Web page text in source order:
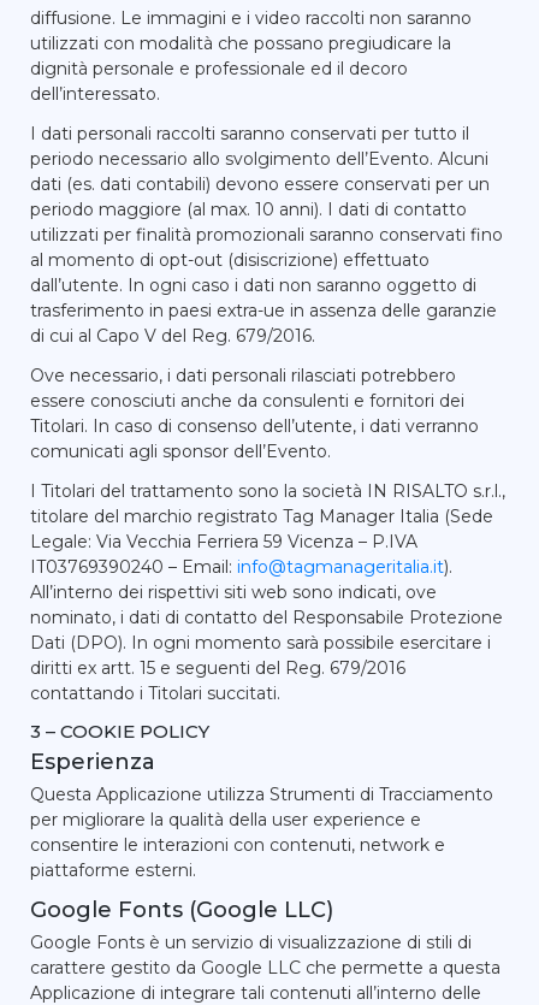
diffusione. Le immagini e i video raccolti non saranno
utilizzati con modalità che possano pregiudicare la
dignità personale e professionale ed il decoro
dell’interessato.
I dati personali raccolti saranno conservati per tutto il
periodo necessario allo svolgimento dell’Evento. Alcuni
dati (es. dati contabili) devono essere conservati per un
periodo maggiore (al max. 10 anni). I dati di contatto
utilizzati per finalità promozionali saranno conservati fino
al momento di opt-out (disiscrizione) effettuato
dall’utente. In ogni caso i dati non saranno oggetto di
trasferimento in paesi extra-ue in assenza delle garanzie
di cui al Capo V del Reg. 679/2016.
Ove necessario, i dati personali rilasciati potrebbero
essere conosciuti anche da consulenti e fornitori dei
Titolari. In caso di consenso dell’utente, i dati verranno
comunicati agli sponsor dell’Evento.
I Titolari del trattamento sono la società IN RISALTO s.r.l.,
titolare del marchio registrato Tag Manager Italia (Sede
Legale: Via Vecchia Ferriera 59 Vicenza – P.IVA
IT03769390240 – Email: info@tagmanageritalia.it).
All’interno dei rispettivi siti web sono indicati, ove
nominato, i dati di contatto del Responsabile Protezione
Dati (DPO). In ogni momento sarà possibile esercitare i
diritti ex artt. 15 e seguenti del Reg. 679/2016
contattando i Titolari succitati.
3 – COOKIE POLICY
Esperienza
Questa Applicazione utilizza Strumenti di Tracciamento
per migliorare la qualità della user experience e
consentire le interazioni con contenuti, network e
piattaforme esterni.
Google Fonts (Google LLC)
Google Fonts è un servizio di visualizzazione di stili di
carattere gestito da Google LLC che permette a questa
Applicazione di integrare tali contenuti all’interno delle